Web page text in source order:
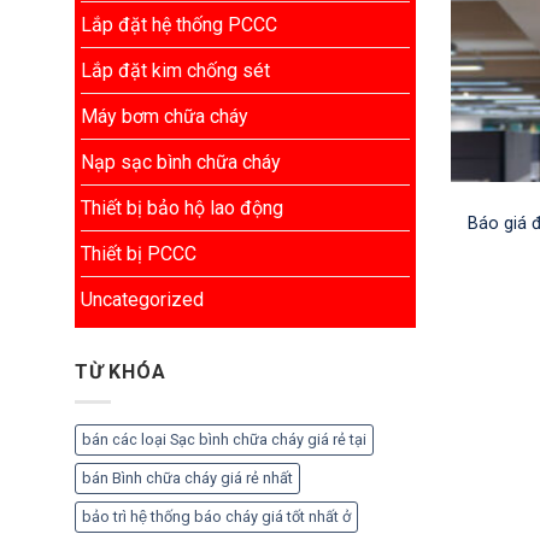
Lắp đặt hệ thống PCCC
Lắp đặt kim chống sét
Máy bơm chữa cháy
Nạp sạc bình chữa cháy
Thiết bị bảo hộ lao động
Thiết bị PCCC
Uncategorized
TỪ KHÓA
bán các loại Sạc bình chữa cháy giá rẻ tại
bán Bình chữa cháy giá rẻ nhất
bảo trì hệ thống báo cháy giá tốt nhất ở
Báo giá